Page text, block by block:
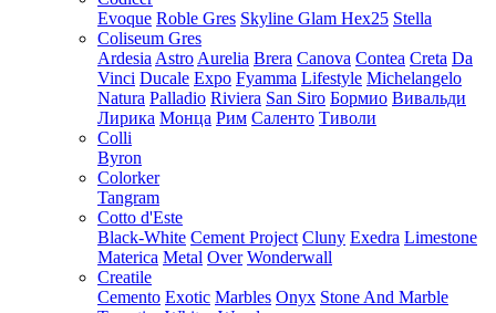
Evoque Roble Gres Skyline Glam Hex25 Stella
Coliseum Gres
Ardesia Astro Aurelia Brera Canova Contea Creta Da
Vinci Ducale Expo Fyamma Lifestyle Michelangelo
Natura Palladio Riviera San Siro Бормио Вивальди
Лирика Монца Рим Саленто Тиволи
Colli
Byron
Colorker
Tangram
Cotto d'Este
Black-White Cement Project Cluny Exedra Limestone
Materica Metal Over Wonderwall
Creatile
Cemento Exotic Marbles Onyx Stone And Marble